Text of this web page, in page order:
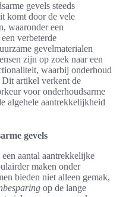
gevels steeds
komt door de vele
waaronder een
verbeterde
gevelmaterialen
zijn op zoek naar een
waarbij onderhoud
artikel verkent de
voor onderhoudsarme
algehele aantrekkelijkheid
gevels
aantal aantrekkelijke
maken onder
bieden niet alleen gemak,
op de lange